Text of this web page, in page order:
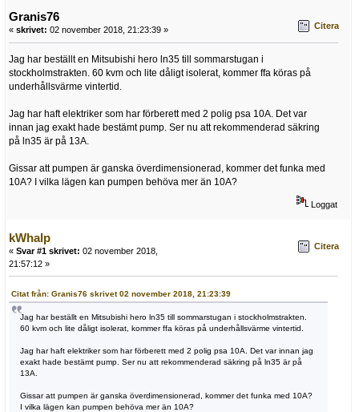
Granis76
« skrivet: 02 november 2018, 21:23:39 » Citera
Jag har beställt en Mitsubishi hero ln35 till sommarstugan i
stockholmstrakten. 60 kvm och lite dåligt isolerat, kommer ffa köras på
underhållsvärme vintertid.
Jag har haft elektriker som har förberett med 2 polig psa 10A. Det var
innan jag exakt hade bestämt pump. Ser nu att rekommenderad säkring
på ln35 är på 13A.
Gissar att pumpen är ganska överdimensionerad, kommer det funka med
10A? I vilka lägen kan pumpen behöva mer än 10A?
Loggat
kWhalp
« Svar #1 skrivet: 02 november 2018,
21:57:12 »
Citera
Citat från: Granis76 skrivet 02 november 2018, 21:23:39
Jag har beställt en Mitsubishi hero ln35 till sommarstugan i stockholmstrakten.
60 kvm och lite dåligt isolerat, kommer ffa köras på underhållsvärme vintertid.
Jag har haft elektriker som har förberett med 2 polig psa 10A. Det var innan jag
exakt hade bestämt pump. Ser nu att rekommenderad säkring på ln35 är på
13A.
Gissar att pumpen är ganska överdimensionerad, kommer det funka med 10A?
I vilka lägen kan pumpen behöva mer än 10A?